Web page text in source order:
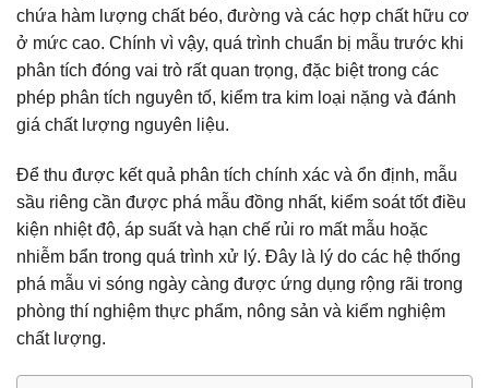
chứa hàm lượng chất béo, đường và các hợp chất hữu cơ
ở mức cao. Chính vì vậy, quá trình chuẩn bị mẫu trước khi
phân tích đóng vai trò rất quan trọng, đặc biệt trong các
phép phân tích nguyên tố, kiểm tra kim loại nặng và đánh
giá chất lượng nguyên liệu.
Để thu được kết quả phân tích chính xác và ổn định, mẫu
sầu riêng cần được phá mẫu đồng nhất, kiểm soát tốt điều
kiện nhiệt độ, áp suất và hạn chế rủi ro mất mẫu hoặc
nhiễm bẩn trong quá trình xử lý. Đây là lý do các hệ thống
phá mẫu vi sóng ngày càng được ứng dụng rộng rãi trong
phòng thí nghiệm thực phẩm, nông sản và kiểm nghiệm
chất lượng.